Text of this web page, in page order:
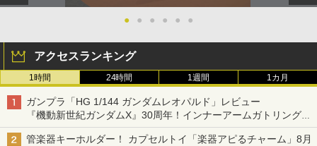
● ● ● ● ● ●
アクセスランキング
1時間 24時間 1週間 1カ月
ガンプラ「HG 1/144 ガンダムレオパルド」レビュー
『機動新世紀ガンダムX』30周年！インナーアームガトリングの
変形機構まで再現し最新フォーマットでキット化！
管楽器キーホルダー！ カプセルトイ「楽器アピるチャーム」8月